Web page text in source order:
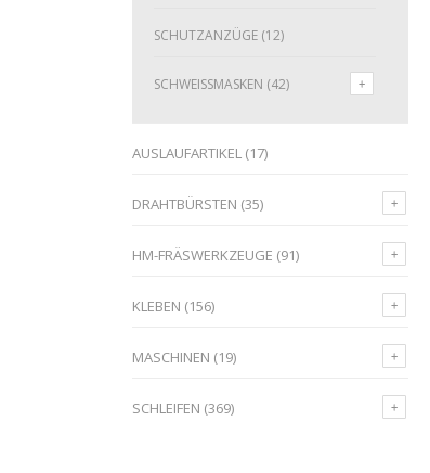
SCHUTZANZÜGE (12)
SCHWEISSMASKEN (42)
AUSLAUFARTIKEL (17)
DRAHTBÜRSTEN (35)
HM-FRÄSWERKZEUGE (91)
KLEBEN (156)
MASCHINEN (19)
SCHLEIFEN (369)